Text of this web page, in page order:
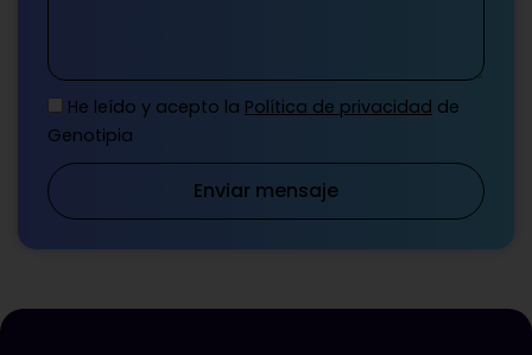
He leído y acepto la Política de privacidad de
Genotipia
Enviar mensaje